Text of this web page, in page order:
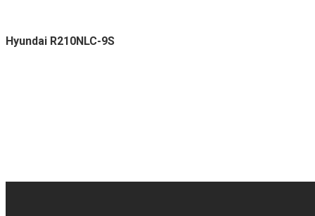
Hyundai R210NLC-9S